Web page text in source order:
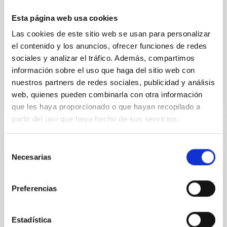
Esta página web usa cookies
Las cookies de este sitio web se usan para personalizar
el contenido y los anuncios, ofrecer funciones de redes
sociales y analizar el tráfico. Además, compartimos
información sobre el uso que haga del sitio web con
nuestros partners de redes sociales, publicidad y análisis
web, quienes pueden combinarla con otra información
que les haya proporcionado o que hayan recopilado a
partir del uso que haya hecho de sus servicios.
Necesarias
Preferencias
Estadística
una serie de recomendaciones para ayudar a la
ciudadanía a planificar su observación de forma
segura, elegir las mejores localizaciones desde las
que contemplarlo y disfrutar plenamente de una
Fecha de publicación 06/08/2026 - 11:34:38
El IAC colabora por segundo año consecutivo con el
con actividades gratuitas que permitirán a los